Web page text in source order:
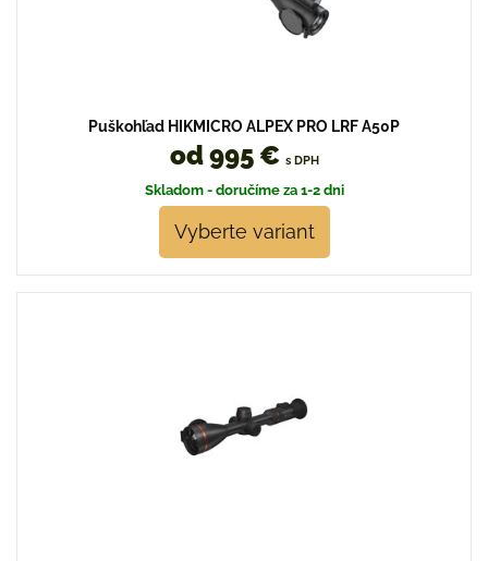
Puškohľad HIKMICRO ALPEX PRO LRF A50P
od 995 € s DPH
Skladom - doručíme za 1-2 dni
Vyberte variant